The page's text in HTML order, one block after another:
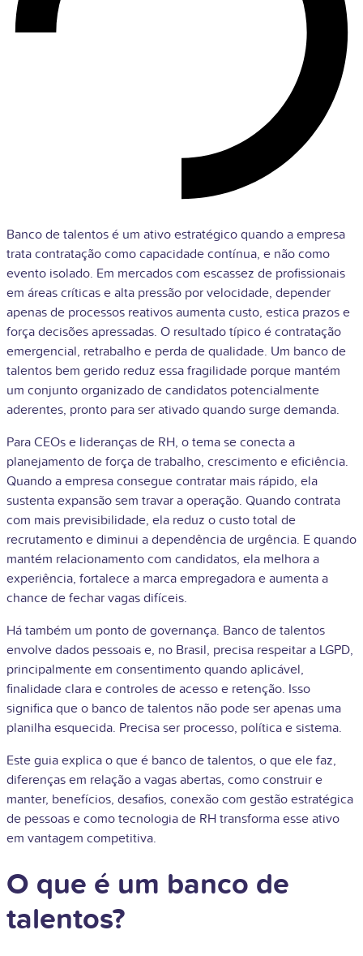
Banco de talentos é um ativo estratégico quando a empresa
trata contratação como capacidade contínua, e não como
evento isolado. Em mercados com escassez de profissionais
em áreas críticas e alta pressão por velocidade, depender
apenas de processos reativos aumenta custo, estica prazos e
força decisões apressadas. O resultado típico é contratação
emergencial, retrabalho e perda de qualidade. Um banco de
talentos bem gerido reduz essa fragilidade porque mantém
um conjunto organizado de candidatos potencialmente
aderentes, pronto para ser ativado quando surge demanda.
Para CEOs e lideranças de RH, o tema se conecta a
planejamento de força de trabalho, crescimento e eficiência.
Quando a empresa consegue contratar mais rápido, ela
sustenta expansão sem travar a operação. Quando contrata
com mais previsibilidade, ela reduz o custo total de
recrutamento e diminui a dependência de urgência. E quando
mantém relacionamento com candidatos, ela melhora a
experiência, fortalece a marca empregadora e aumenta a
chance de fechar vagas difíceis.
Há também um ponto de governança. Banco de talentos
envolve dados pessoais e, no Brasil, precisa respeitar a LGPD,
principalmente em consentimento quando aplicável,
finalidade clara e controles de acesso e retenção. Isso
significa que o banco de talentos não pode ser apenas uma
planilha esquecida. Precisa ser processo, política e sistema.
Este guia explica o que é banco de talentos, o que ele faz,
diferenças em relação a vagas abertas, como construir e
manter, benefícios, desafios, conexão com gestão estratégica
de pessoas e como tecnologia de RH transforma esse ativo
em vantagem competitiva.
O que é um banco de
talentos?